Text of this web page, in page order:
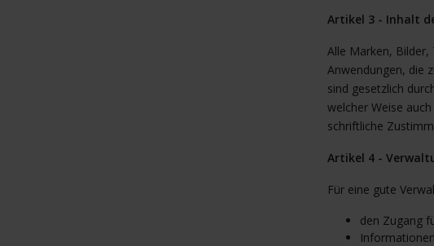
Artikel 3 - Inhalt
Alle Marken,
Anwendungen, die
sind gesetzlich
welcher Weise
schriftliche
Artikel 4 -
Für eine gute
den Zugang